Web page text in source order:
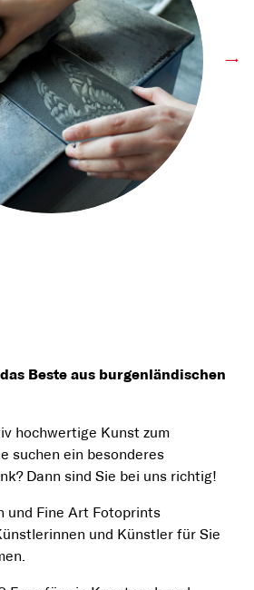
→
Beste aus burgenländischen
hochwertige Kunst zum
suchen ein besonderes
Dann sind Sie bei uns richtig!
und Fine Art Fotoprints
und Künstler für Sie